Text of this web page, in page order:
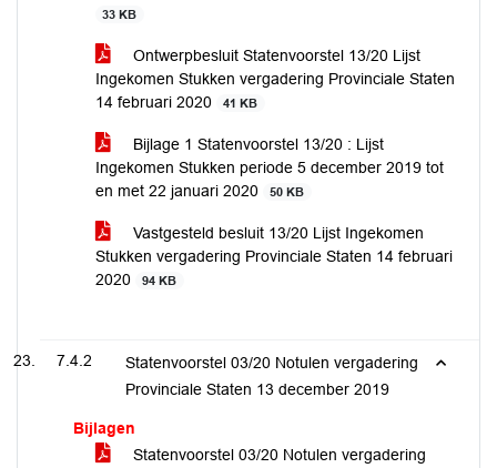
33 KB
Ontwerpbesluit Statenvoorstel 13/20 Lijst
Ingekomen Stukken vergadering Provinciale Staten
14 februari 2020
41 KB
Bijlage 1 Statenvoorstel 13/20 : Lijst
Ingekomen Stukken periode 5 december 2019 tot
en met 22 januari 2020
50 KB
Vastgesteld besluit 13/20 Lijst Ingekomen
Stukken vergadering Provinciale Staten 14 februari
2020
94 KB
7.4.2
Statenvoorstel 03/20 Notulen vergadering
Provinciale Staten 13 december 2019
Bijlagen
Statenvoorstel 03/20 Notulen vergadering